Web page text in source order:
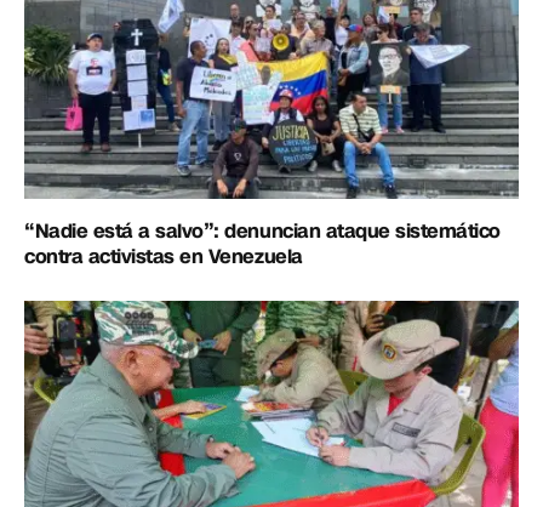
“Nadie está a salvo”: denuncian ataque sistemático
contra activistas en Venezuela